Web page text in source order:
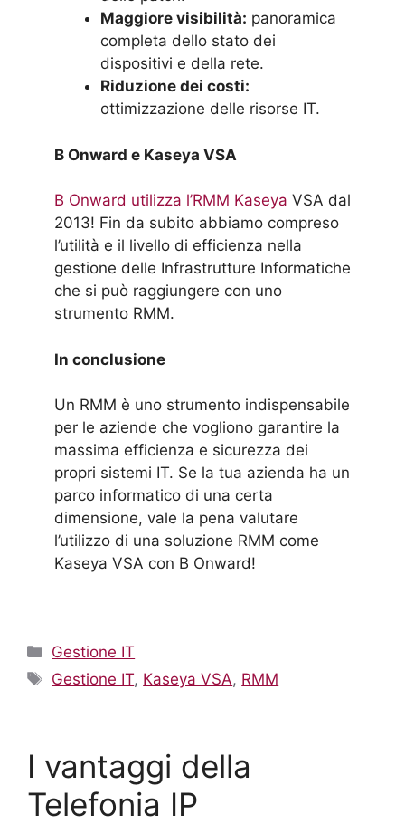
Maggiore visibilità: panoramica
completa dello stato dei
dispositivi e della rete.
Riduzione dei costi:
ottimizzazione delle risorse IT.
B Onward e Kaseya VSA
B Onward utilizza l’RMM Kaseya VSA dal
2013! Fin da subito abbiamo compreso
l’utilità e il livello di efficienza nella
gestione delle Infrastrutture Informatiche
che si può raggiungere con uno
strumento RMM.
In conclusione
Un RMM è uno strumento indispensabile
per le aziende che vogliono garantire la
massima efficienza e sicurezza dei
propri sistemi IT. Se la tua azienda ha un
parco informatico di una certa
dimensione, vale la pena valutare
l’utilizzo di una soluzione RMM come
Kaseya VSA con B Onward!
Gestione IT
Gestione IT, Kaseya VSA, RMM
I vantaggi della
Telefonia IP